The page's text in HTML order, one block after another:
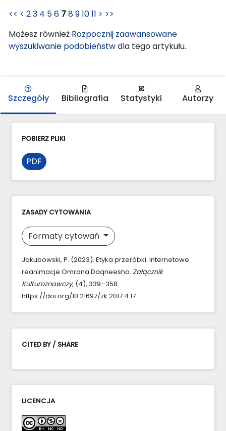
<< < 23 4 56 7891011 > >>
Możesz również Rozpocznij zaawansowane
wyszukiwanie podobieństwdla tego artykułu.
Szczegóły Bibliografia Statystyki Autorzy
POBIERZ PLIKI
PDF
ZASADY CYTOWANIA
Formaty cytowań
Jakubowski, P. (2023). Etyka przeróbki. Internetowe
reanimacje Omrana Daqneesha. Załącznik
Kulturoznawczy, (4), 339–358.
https://doi.org/10.21697/zk.2017.4.17
CITED BY / SHARE
LICENCJA